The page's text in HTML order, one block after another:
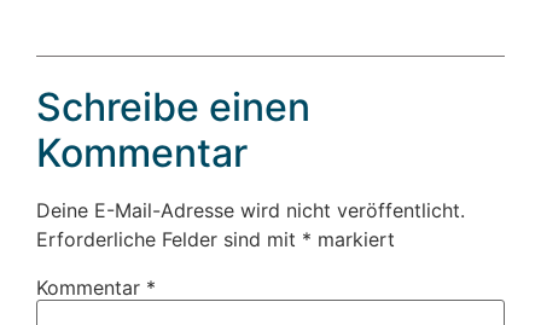
Schreibe einen
Kommentar
Deine E-Mail-Adresse wird nicht veröffentlicht.
Erforderliche Felder sind mit * markiert
Kommentar *